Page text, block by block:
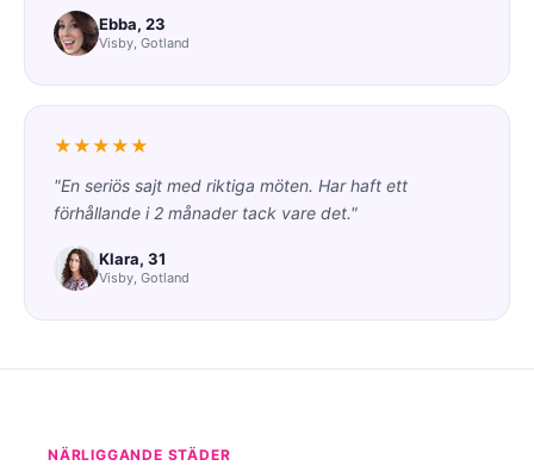
Ebba, 23
Visby, Gotland
★★★★★
"En seriös sajt med riktiga möten. Har haft ett
förhållande i 2 månader tack vare det."
Klara, 31
Visby, Gotland
NÄRLIGGANDE STÄDER